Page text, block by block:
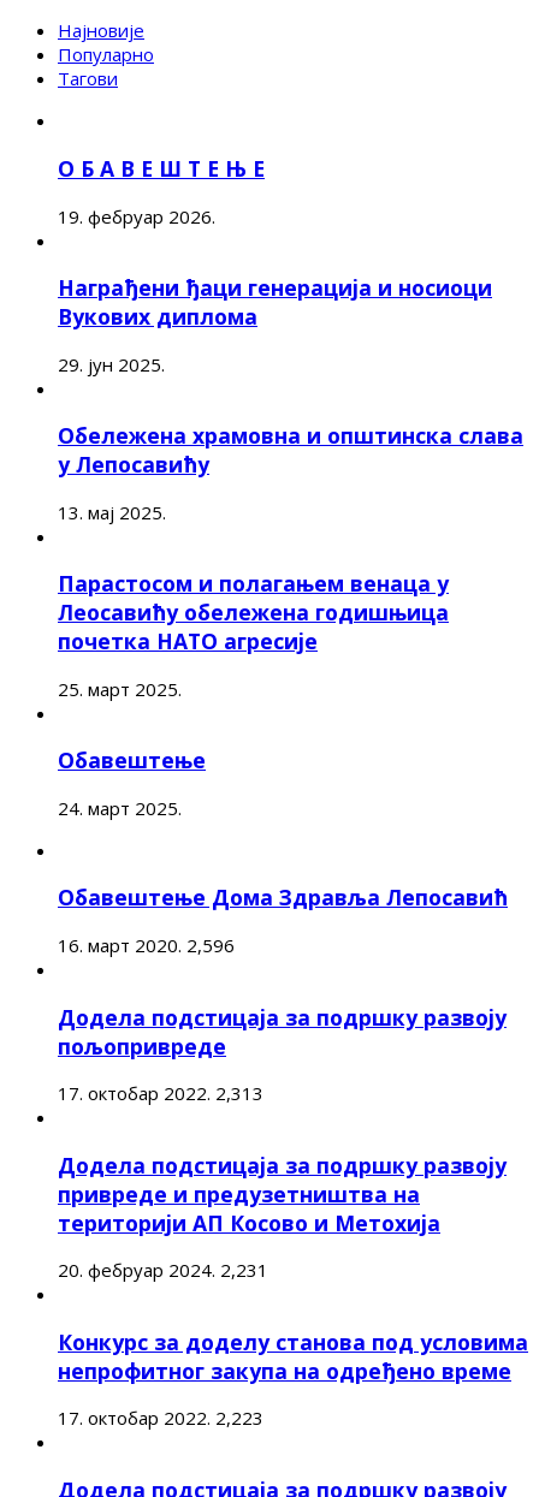
Најновије
Популарно
Тагови
О Б А В Е Ш Т Е Њ Е
19. фебруар 2026.
Награђени ђаци генерација и носиоци
Вукових диплома
29. јун 2025.
Обележена храмовна и општинска слава
у Лепосавићу
13. мај 2025.
Парастосом и полагањем венаца у
Леосавићу обележена годишњица
почетка НАТО агресије
25. март 2025.
Обавештење
24. март 2025.
Обавештење Дома Здравља Лепосавић
16. март 2020. 2,596
Додела подстицаја за подршку развоју
пољопривреде
17. октобар 2022. 2,313
Додела подстицаја за подршку развоју
привреде и предузетништва на
територији АП Косово и Метохија
20. фебруар 2024. 2,231
Конкурс за доделу станова под условима
непрофитног закупа на одређено време
17. октобар 2022. 2,223
Додела подстицаја за подршку развоју